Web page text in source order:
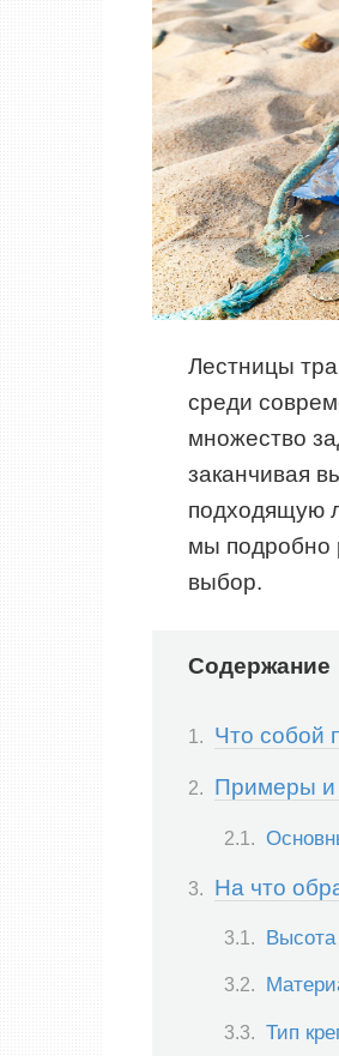
Лестницы
среди
множество
заканчивая
подходящую
мы подробно
выбор.
Содержание
Что собой
Примеры и
На что
Тип